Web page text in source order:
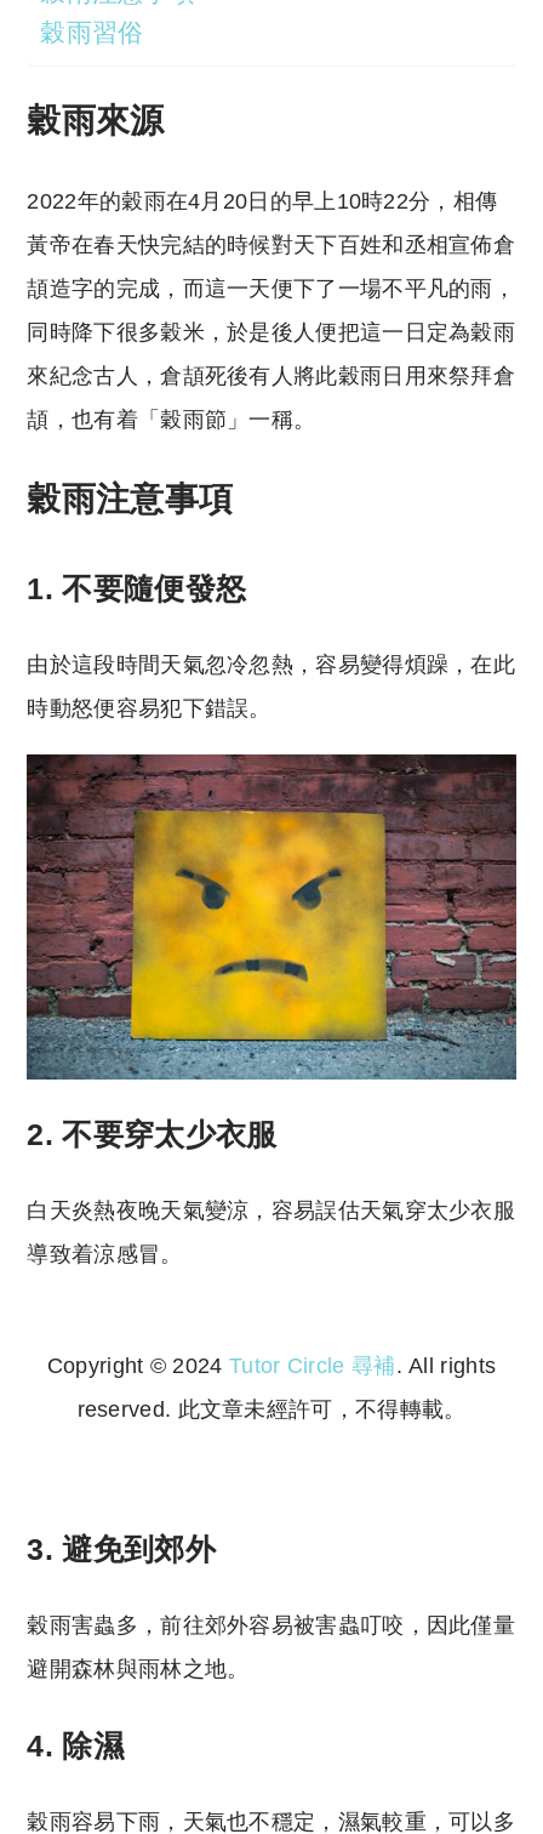
穀雨習俗
穀雨來源
2022年的穀雨在4月20日的早上10時22分，相傳
黃帝在春天快完結的時候對天下百姓和丞相宣佈倉
頡造字的完成，而這一天便下了一場不平凡的雨，
同時降下很多穀米，於是後人便把這一日定為穀雨
來紀念古人，倉頡死後有人將此穀雨日用來祭拜倉
頡，也有着「穀雨節」一稱。
穀雨注意事項
1. 不要隨便發怒
由於這段時間天氣忽冷忽熱，容易變得煩躁，在此
時動怒便容易犯下錯誤。
2. 不要穿太少衣服
白天炎熱夜晚天氣變涼，容易誤估天氣穿太少衣服
導致着涼感冒。
Copyright © 2024 Tutor Circle 尋補. All rights
reserved. 此文章未經許可，不得轉載。
3. 避免到郊外
穀雨害蟲多，前往郊外容易被害蟲叮咬，因此僅量
避開森林與雨林之地。
4. 除濕
穀雨容易下雨，天氣也不穩定，濕氣較重，可以多